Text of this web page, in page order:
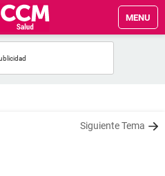
MENU
Siguiente Tema